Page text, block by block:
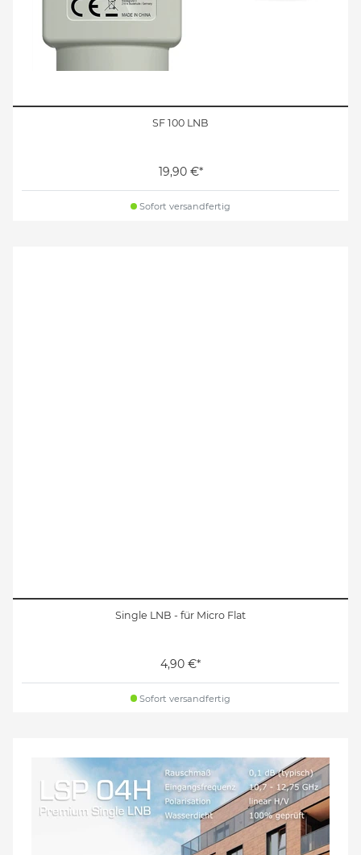
SF 100 LNB
19,90 €*
Sofort versandfertig
Single LNB - für Micro Flat
4,90 €*
Sofort versandfertig